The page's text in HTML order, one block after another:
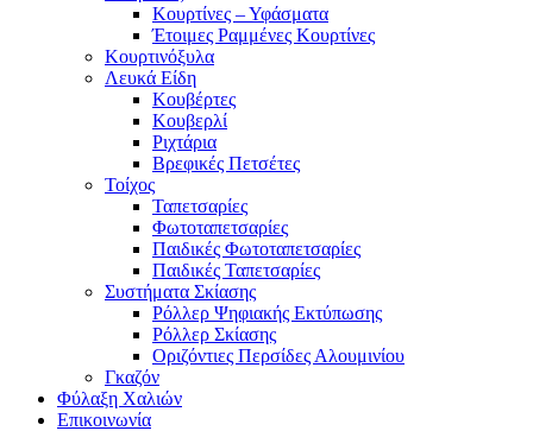
Κουρτίνες – Υφάσματα
Έτοιμες Ραμμένες Κουρτίνες
Κουρτινόξυλα
Λευκά Είδη
Κουβέρτες
Κουβερλί
Ριχτάρια
Βρεφικές Πετσέτες
Τοίχος
Ταπετσαρίες
Φωτοταπετσαρίες
Παιδικές Φωτοταπετσαρίες
Παιδικές Ταπετσαρίες
Συστήματα Σκίασης
Ρόλλερ Ψηφιακής Εκτύπωσης
Ρόλλερ Σκίασης
Οριζόντιες Περσίδες Αλουμινίου
Γκαζόν
Φύλαξη Χαλιών
Επικοινωνία